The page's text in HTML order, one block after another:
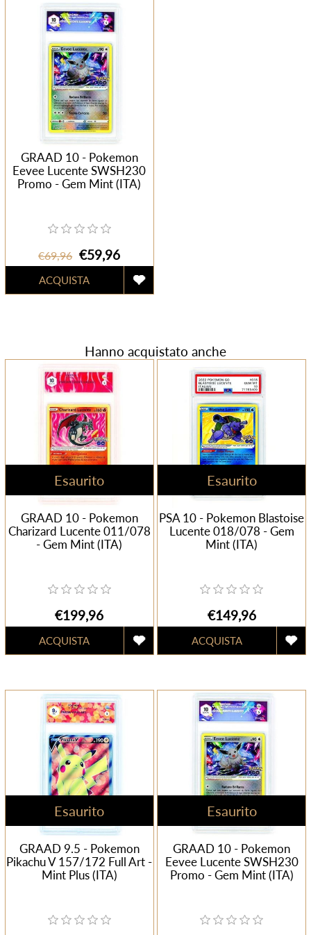
GRAAD 10 - Pokemon
Eevee Lucente SWSH230
Promo - Gem Mint (ITA)
€69,96 €59,96
Hanno acquistato anche
Esaurito
GRAAD 10 - Pokemon
Charizard Lucente 011/078
- Gem Mint (ITA)
€199,96
Esaurito
PSA 10 - Pokemon Blastoise
Lucente 018/078 - Gem
Mint (ITA)
€149,96
Esaurito
GRAAD 9.5 - Pokemon
Pikachu V 157/172 Full Art -
Mint Plus (ITA)
Esaurito
GRAAD 10 - Pokemon
Eevee Lucente SWSH230
Promo - Gem Mint (ITA)